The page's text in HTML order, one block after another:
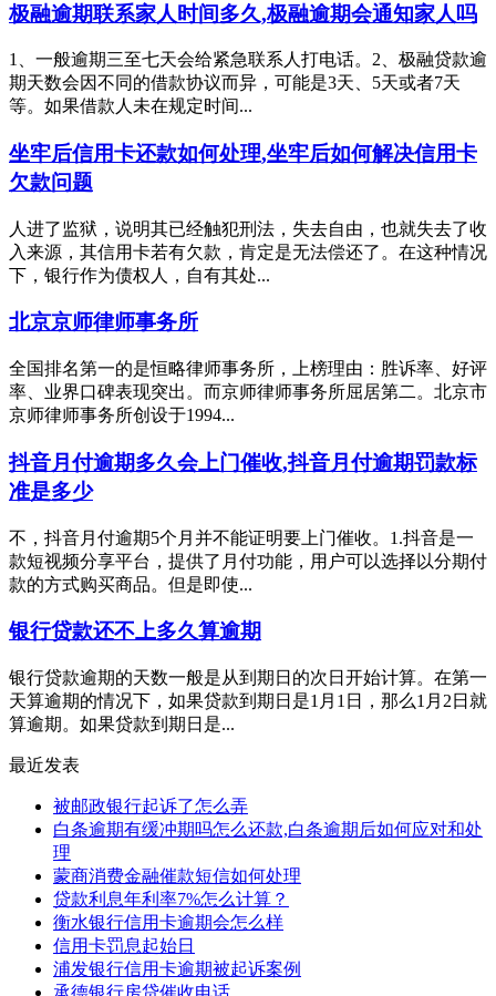
极融逾期联系家人时间多久,极融逾期会通知家人吗
1、一般逾期三至七天会给紧急联系人打电话。2、极融贷款逾
期天数会因不同的借款协议而异，可能是3天、5天或者7天
等。如果借款人未在规定时间...
坐牢后信用卡还款如何处理,坐牢后如何解决信用卡
欠款问题
人进了监狱，说明其已经触犯刑法，失去自由，也就失去了收
入来源，其信用卡若有欠款，肯定是无法偿还了。在这种情况
下，银行作为债权人，自有其处...
北京京师律师事务所
全国排名第一的是恒略律师事务所，上榜理由：胜诉率、好评
率、业界口碑表现突出。而京师律师事务所屈居第二。北京市
京师律师事务所创设于1994...
抖音月付逾期多久会上门催收,抖音月付逾期罚款标
准是多少
不，抖音月付逾期5个月并不能证明要上门催收。1.抖音是一
款短视频分享平台，提供了月付功能，用户可以选择以分期付
款的方式购买商品。但是即使...
银行贷款还不上多久算逾期
银行贷款逾期的天数一般是从到期日的次日开始计算。在第一
天算逾期的情况下，如果贷款到期日是1月1日，那么1月2日就
算逾期。如果贷款到期日是...
最近发表
被邮政银行起诉了怎么弄
白条逾期有缓冲期吗怎么还款,白条逾期后如何应对和处
理
蒙商消费金融催款短信如何处理
贷款利息年利率7%怎么计算？
衡水银行信用卡逾期会怎么样
信用卡罚息起始日
浦发银行信用卡逾期被起诉案例
承德银行房贷催收电话